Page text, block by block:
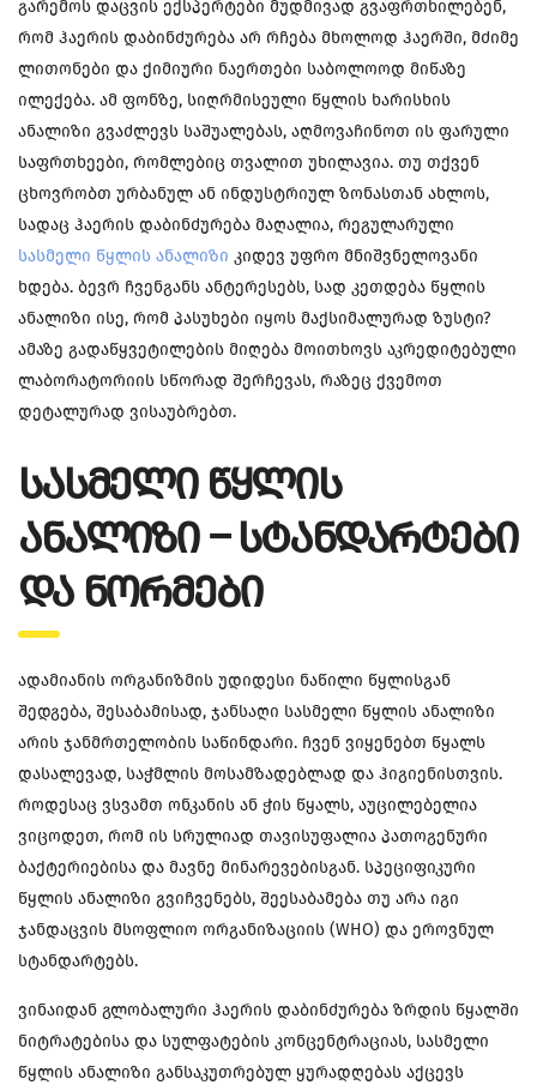
გარემოს დაცვის ექსპერტები მუდმივად გვაფრთხილებენ,
რომ ჰაერის დაბინძურება არ რჩება მხოლოდ ჰაერში, მძიმე
ლითონები და ქიმიური ნაერთები საბოლოოდ მიწაზე
ილექება. ამ ფონზე, სიღრმისეული წყლის ხარისხის
ანალიზი გვაძლევს საშუალებას, აღმოვაჩინოთ ის ფარული
საფრთხეები, რომლებიც თვალით უხილავია. თუ თქვენ
ცხოვრობთ ურბანულ ან ინდუსტრიულ ზონასთან ახლოს,
სადაც ჰაერის დაბინძურება მაღალია, რეგულარული
სასმელი წყლის ანალიზი კიდევ უფრო მნიშვნელოვანი
ხდება. ბევრ ჩვენგანს ანტერესებს, სად კეთდება წყლის
ანალიზი ისე, რომ პასუხები იყოს მაქსიმალურად ზუსტი?
ამაზე გადაწყვეტილების მიღება მოითხოვს აკრედიტებული
ლაბორატორიის სწორად შერჩევას, რაზეც ქვემოთ
დეტალურად ვისაუბრებთ.
ᲡᲐᲡᲛᲔᲚᲘ ᲬᲧᲚᲘᲡ
ᲐᲜᲐᲚᲘᲖᲘ – ᲡᲢᲐᲜᲓᲐᲠᲢᲔᲑᲘ
ᲓᲐ ᲜᲝᲠᲛᲔᲑᲘ
ადამიანის ორგანიზმის უდიდესი ნაწილი წყლისგან
შედგება, შესაბამისად, ჯანსაღი სასმელი წყლის ანალიზი
არის ჯანმრთელობის საწინდარი. ჩვენ ვიყენებთ წყალს
დასალევად, საჭმლის მოსამზადებლად და ჰიგიენისთვის.
როდესაც ვსვამთ ონკანის ან ჭის წყალს, აუცილებელია
ვიცოდეთ, რომ ის სრულიად თავისუფალია პათოგენური
ბაქტერიებისა და მავნე მინარევებისგან. სპეციფიკური
წყლის ანალიზი გვიჩვენებს, შეესაბამება თუ არა იგი
ჯანდაცვის მსოფლიო ორგანიზაციის (WHO) და ეროვნულ
სტანდარტებს.
ვინაიდან გლობალური ჰაერის დაბინძურება ზრდის წყალში
ნიტრატებისა და სულფატების კონცენტრაციას, სასმელი
წყლის ანალიზი განსაკუთრებულ ყურადღებას აქცევს